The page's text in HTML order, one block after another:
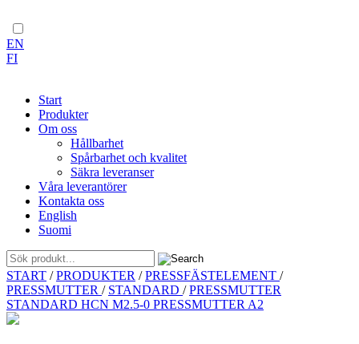
EN
FI
Start
Produkter
Om oss
Hållbarhet
Spårbarhet och kvalitet
Säkra leveranser
Våra leverantörer
Kontakta oss
English
Suomi
Skip
to
content
START /PRODUKTER /PRESSFÄSTELEMENT /
PRESSMUTTER / STANDARD /PRESSMUTTER
STANDARD HCN M2.5-0 PRESSMUTTER A2